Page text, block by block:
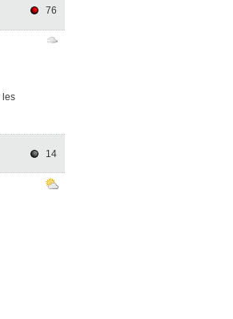
76
les
14